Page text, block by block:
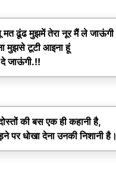
ढूंढ मुझमें तेरा नूर मैं ले जाऊंगी
मुझसे टूटी आइना हूं
जाऊंगी.!!
की बस एक ही कहानी है,
पर धोखा देना उनकी निशानी है।